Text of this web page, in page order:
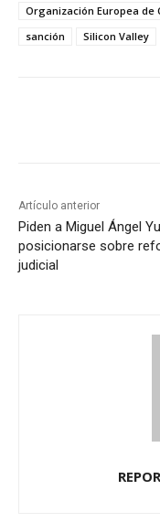
Organización Europea de
sanción
Silicon Valley
Artículo anterior
Piden a Miguel Ángel
posicionarse sobre
judicial